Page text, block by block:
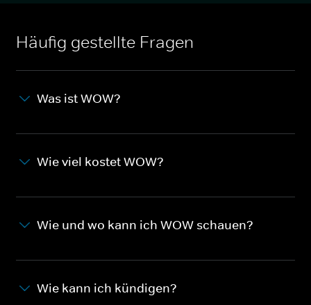
Häufig gestellte Fragen
Was ist WOW?
Wie viel kostet WOW?
Wie und wo kann ich WOW schauen?
Wie kann ich kündigen?